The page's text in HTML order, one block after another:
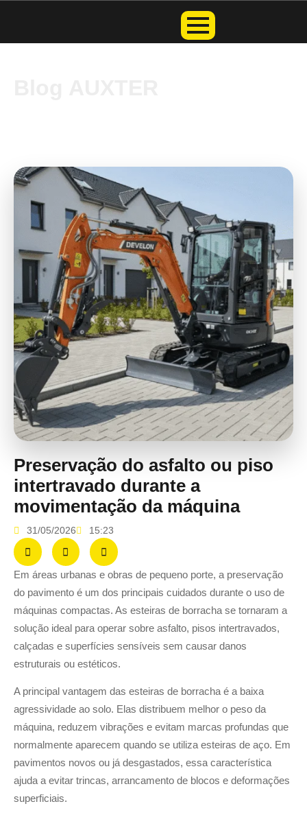
Preservação do asfalto ou piso
intertravado durante a
movimentação da máquina
31/05/2026 15:23
Em áreas urbanas e obras de pequeno porte, a preservação
do pavimento é um dos principais cuidados durante o uso de
máquinas compactas. As esteiras de borracha se tornaram a
solução ideal para operar sobre asfalto, pisos intertravados,
calçadas e superfícies sensíveis sem causar danos
estruturais ou estéticos.
A principal vantagem das esteiras de borracha é a baixa
agressividade ao solo. Elas distribuem melhor o peso da
máquina, reduzem vibrações e evitam marcas profundas que
normalmente aparecem quando se utiliza esteiras de aço. Em
pavimentos novos ou já desgastados, essa característica
ajuda a evitar trincas, arrancamento de blocos e deformações
superficiais.